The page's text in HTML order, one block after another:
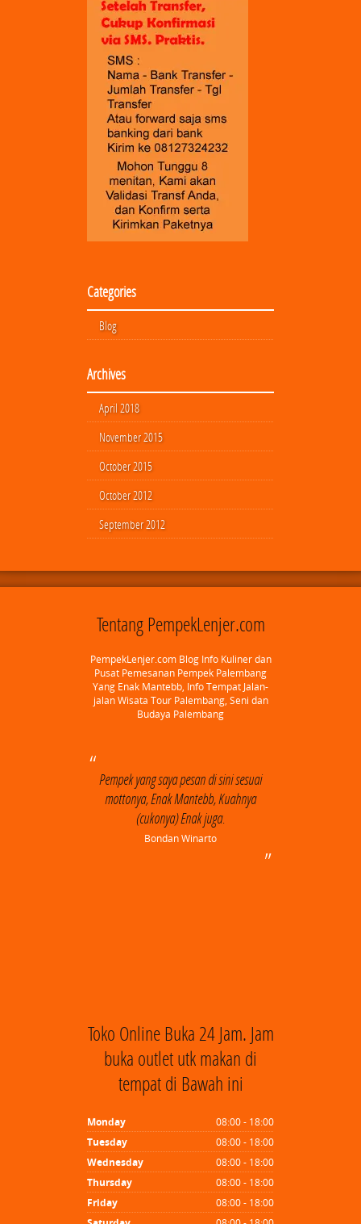
Categories
Blog
Archives
April 2018
November 2015
October 2015
October 2012
September 2012
Tentang PempekLenjer.com
PempekLenjer.com Blog Info Kuliner dan
Pusat Pemesanan Pempek Palembang
Yang Enak Mantebb, Info Tempat Jalan-
jalan Wisata Tour Palembang, Seni dan
Budaya Palembang
Pempek yang saya pesan di sini sesuai
mottonya, Enak Mantebb, Kuahnya
(cukonya) Enak juga.
Bondan Winarto
Toko Online Buka 24 Jam. Jam
buka outlet utk makan di
tempat di Bawah ini
Monday
08:00 - 18:00
Tuesday
08:00 - 18:00
Wednesday
08:00 - 18:00
Thursday
08:00 - 18:00
Friday
08:00 - 18:00